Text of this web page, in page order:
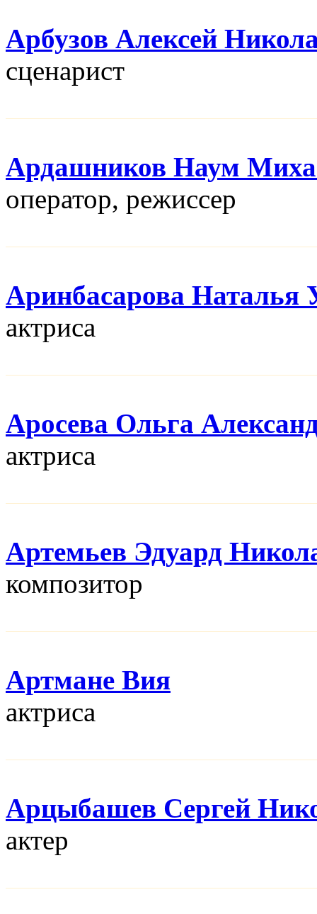
Арбузов Алексей
сценарист
Ардашников Наум
оператор, режисcер
Аринбасарова Наталья
актриса
Аросева Ольга
актриса
Артемьев Эдуард
композитор
Артмане Вия
актриса
Арцыбашев Сергей
актер